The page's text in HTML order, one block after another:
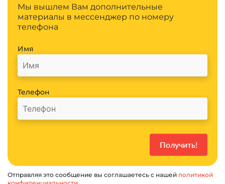
Мы вышлем Вам дополнительные
материалы в мессенджер по номеру
телефона
Имя
Телефон
Отправляя это сообщение вы соглашаетесь с нашей политикой